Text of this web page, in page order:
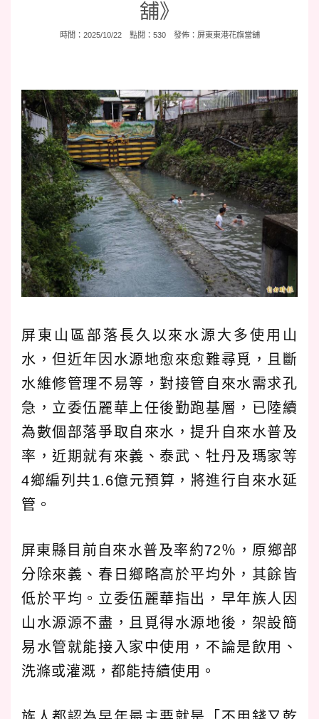
舖》
時間：2025/10/22 點閱：530 發佈： 屏東東港花旗當舖
屏東山區部落長久以來水源大多使用山
水，但近年因水源地愈來愈難尋覓，且斷
水維修管理不易等，對接管自來水需求孔
急，立委伍麗華上任後勤跑基層，已陸續
為數個部落爭取自來水，提升自來水普及
率，近期就有來義、泰武、牡丹及瑪家等
4鄉編列共1.6億元預算，將進行自來水延
管。
屏東縣目前自來水普及率約72％，原鄉部
分除來義、春日鄉略高於平均外，其餘皆
低於平均。立委伍麗華指出，早年族人因
山水源源不盡，且覓得水源地後，架設簡
易水管就能接入家中使用，不論是飲用、
洗滌或灌溉，都能持續使用。